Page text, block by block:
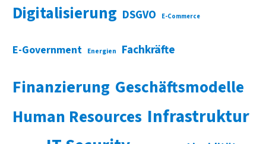
Digitalisierung DSGVO E-Commerce
E-Government Energien Fachkräfte
Finanzierung Geschäftsmodelle
Human Resources Infrastruktur